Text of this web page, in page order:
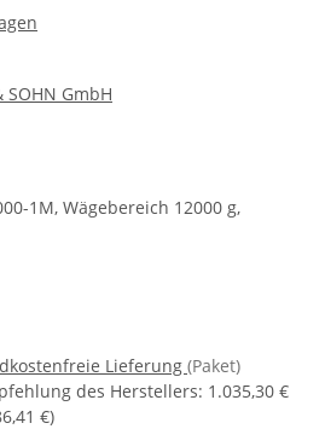
SOHN GmbH
1M, Wägebereich 12000 g,
Lieferung (Paket)
des Herstellers: 1.035,30 €
€)